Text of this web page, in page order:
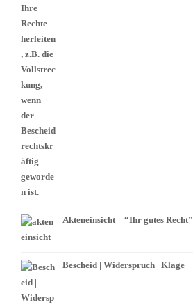
Akteneinsicht – “Ihr gutes Recht”
Bescheid | Widerspruch | Klage